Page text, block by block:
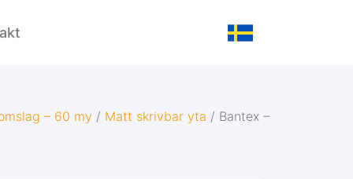
– 60 my / Matt skrivbar yta / Bantex –